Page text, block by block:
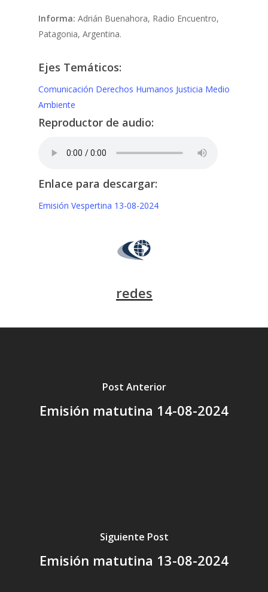
Informa: Adrián Buenahora, Radio Encuentro,
Patagonia, Argentina.
Ejes Temáticos:
Comunicación Derechos Humanos Justicia Medio
Ambiente
Reproductor de audio:
Enlace para descargar:
Emisión Vespertina 13-08-2024
redes
Post Anterior
Emisión matutina 14-08-2024
Siguiente Post
Emisión matutina 13-08-2024